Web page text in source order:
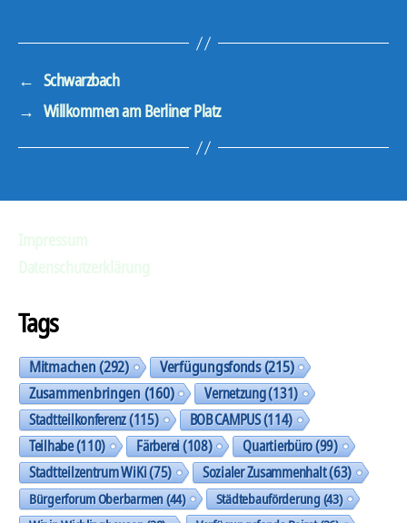
← Schwarzbach
→ Willkommen am Berliner Platz
Tags
Mitmachen(292) Verfügungsfonds(215)
Zusammenbringen(160) Vernetzung(131)
Stadtteilkonferenz(115) BOB CAMPUS(114)
Teilhabe(110) Färberei(108) Quartierbüro(99)
Stadtteilzentrum WiKi(75) Sozialer Zusammenhalt(63)
Bürgerforum Oberbarmen(44) Städtebauförderung(43)